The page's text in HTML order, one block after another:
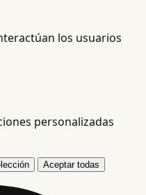
los usuarios
personalizadas
Aceptar todas